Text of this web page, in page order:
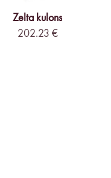
Zelta kulons
202.23 €